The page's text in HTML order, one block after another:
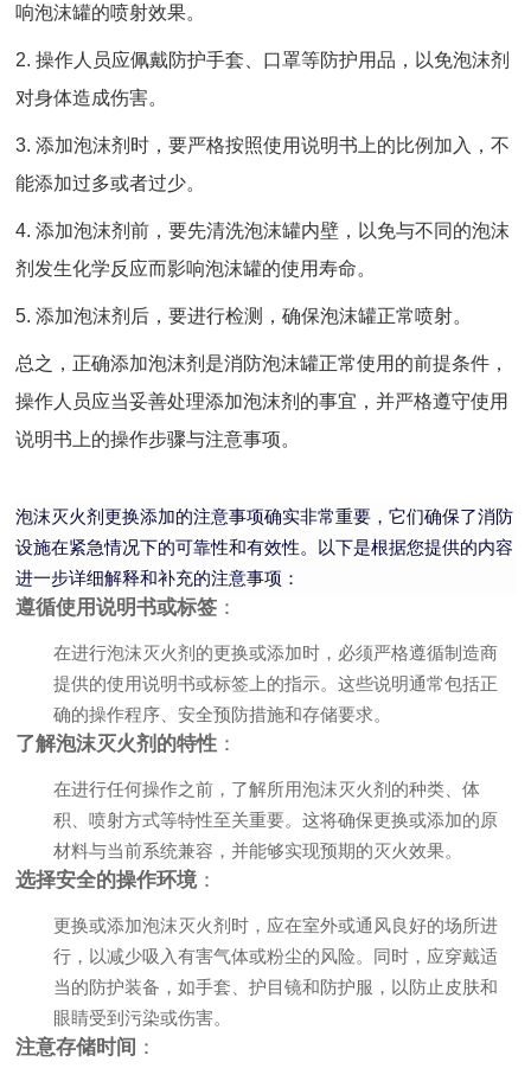
响泡沫罐的喷射效果。
2. 操作人员应佩戴防护手套、口罩等防护用品，以免泡沫剂
对身体造成伤害。
3. 添加泡沫剂时，要严格按照使用说明书上的比例加入，不
能添加过多或者过少。
4. 添加泡沫剂前，要先清洗泡沫罐内壁，以免与不同的泡沫
剂发生化学反应而影响泡沫罐的使用寿命。
5. 添加泡沫剂后，要进行检测，确保泡沫罐正常喷射。
总之，正确添加泡沫剂是消防泡沫罐正常使用的前提条件，
操作人员应当妥善处理添加泡沫剂的事宜，并严格遵守使用
说明书上的操作步骤与注意事项。
泡沫灭火剂更换添加的注意事项确实非常重要，它们确保了消防
设施在紧急情况下的可靠性和有效性。以下是根据您提供的内容
进一步详细解释和补充的注意事项：
遵循使用说明书或标签 ：
在进行泡沫灭火剂的更换或添加时，必须严格遵循制造商
提供的使用说明书或标签上的指示。这些说明通常包括正
确的操作程序、安全预防措施和存储要求。
了解泡沫灭火剂的特性 ：
在进行任何操作之前，了解所用泡沫灭火剂的种类、体
积、喷射方式等特性至关重要。这将确保更换或添加的原
材料与当前系统兼容，并能够实现预期的灭火效果。
选择安全的操作环境：
更换或添加泡沫灭火剂时，应在室外或通风良好的场所进
行，以减少吸入有害气体或粉尘的风险。同时，应穿戴适
当的防护装备，如手套、护目镜和防护服，以防止皮肤和
眼睛受到污染或伤害。
注意存储时间 ：